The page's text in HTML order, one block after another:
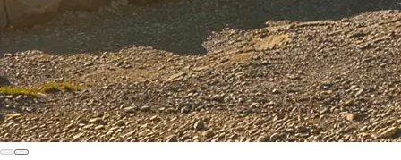
Faqet
Çfarë është një Profil Përdorues në sistemin e automjetit?
Një Profil Përdoruesi ruan cilësimet e personalizuara si pozita e sediljes, rregullimet e pasqyrave, preferencat
për multimedia në makinë dhe konfigurimet e HVAC. Këto profile mund të ngarkohen automatikisht në bazë të
identifikimit të përdoruesit.
A mund ta ngarkojë automatikisht mjetin profilin tim?